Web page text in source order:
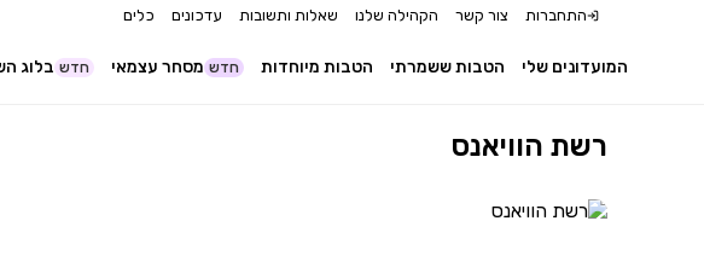
התחברות צור קשר הקהילה שלנו שאלות ותשובות עדכונים כלים
בלוג חדש מסחר עצמאי חדש הטבות מיוחדות הטבות ששמרתי המועדונים שלי
רשת הוויאנס